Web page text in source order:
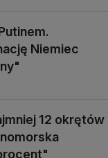
Niemiec
12 okrętów